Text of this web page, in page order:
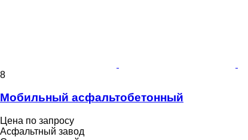
8
Мобильный асфальтобетонный
Цена по запросу
Асфальтный завод